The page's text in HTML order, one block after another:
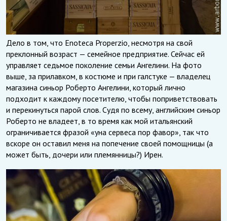
Дело в том, что Enoteca Properzio, несмотря на свой
преклонный возраст — семейное предприятие. Сейчас ей
управляет седьмое поколение семьи Ангелини. На фото
выше, за прилавком, в костюме и при галстуке — владелец
магазина синьор Роберто Ангелини, который лично
подходит к каждому посетителю, чтобы поприветствовать
и перекинуться парой слов. Судя по всему, английским синьор
Роберто не владеет, в то время как мой итальянский
ограничивается фразой «уна сервеса пор фавор», так что
вскоре он оставил меня на попечение своей помощницы (а
может быть, дочери или племянницы?) Ирен.